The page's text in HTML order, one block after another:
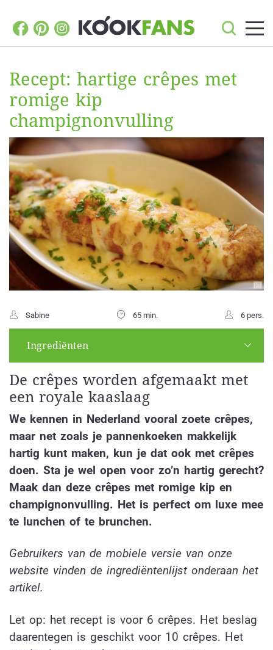
Recept: hartige crêpes met
romige kip
champignonvulling
Sabine 65 min. 6 pers.
Ingrediënten
De crêpes worden afgemaakt met
een royale kaaslaag
We kennen in Nederland vooral zoete crêpes,
maar net zoals je pannenkoeken makkelijk
hartig kunt maken, kun je dat ook met crêpes
doen. Sta je wel open voor zo’n hartig gerecht?
Maak dan deze crêpes met romige kip en
champignonvulling. Het is perfect om luxe mee
te lunchen of te brunchen.
Gebruikers van de mobiele versie van onze
website vinden de ingrediëntenlijst onderaan het
artikel.
Let op: het recept is voor 6 crêpes. Het beslag
daarentegen is geschikt voor 10 crêpes. Het